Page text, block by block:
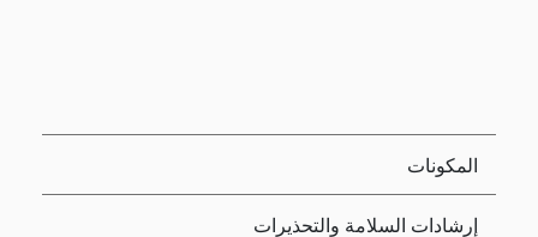
المكونات
إرشادات السلامة والتحذيرات